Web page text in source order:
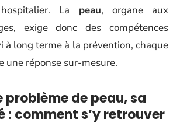
La peau, organe aux
exige donc des compétences
à long terme à la prévention, chaque
une réponse sur-mesure.
problème de peau, sa
: comment s’y retrouver